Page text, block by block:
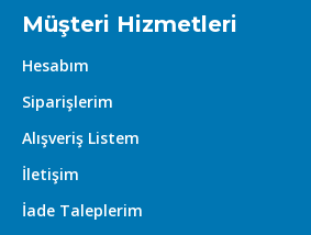
Müşteri Hizmetleri
Hesabım
Siparişlerim
Alışveriş Listem
İletişim
İade Taleplerim